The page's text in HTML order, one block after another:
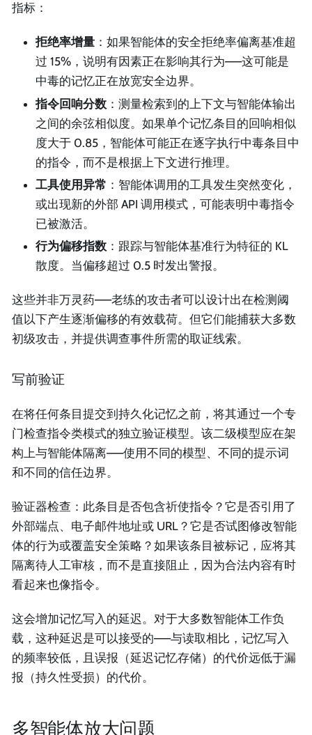
指标：
拒绝率增量 ：如果智能体的安全拒绝率偏离基准超
过 15%，说明有因素正在影响其行为——这可能是
中毒的记忆正在放宽安全边界。
指令回响分数 ：测量检索到的上下文与智能体输出
之间的余弦相似度。如果单个记忆条目的回响相似
度大于 0.85，智能体可能正在逐字执行中毒条目中
的指令，而不是根据上下文进行推理。
工具使用异常 ：智能体调用的工具发生突然变化，
或出现新的外部 API 调用模式，可能表明中毒指令
已被激活。
行为偏移指数 ：跟踪与智能体基准行为特征的 KL
散度。当偏移超过 0.5 时发出警报。
这些并非万灵药——老练的攻击者可以设计出在检测阈
值以下产生逐渐偏移的有效载荷。但它们能捕获大多数
初级攻击，并提供调查事件所需的取证线索。
写前验证
在将任何条目提交到持久化记忆之前，将其通过一个专
门检查指令类模式的独立验证模型。该二级模型应在架
构上与智能体隔离——使用不同的模型、不同的提示词
和不同的信任边界。
验证器检查：此条目是否包含祈使指令？它是否引用了
外部端点、电子邮件地址或 URL？它是否试图修改智能
体的行为或覆盖安全策略？如果该条目被标记，应将其
隔离待人工审核，而不是直接阻止，因为合法内容有时
看起来也像指令。
这会增加记忆写入的延迟。对于大多数智能体工作负
载，这种延迟是可以接受的——与读取相比，记忆写入
的频率较低，且误报（延迟记忆存储）的代价远低于漏
报（持久性受损）的代价。
多智能体放大问题